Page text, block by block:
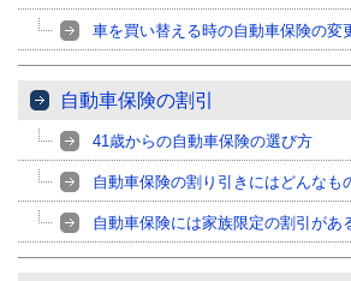
車を買い替える時の自動車保険の変
自動車保険の割引
41歳からの自動車保険の選び方
自動車保険の割り引きにはどんなも
自動車保険には家族限定の割引があ